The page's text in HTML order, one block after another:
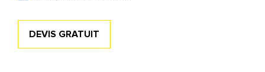
DEVIS GRATUIT